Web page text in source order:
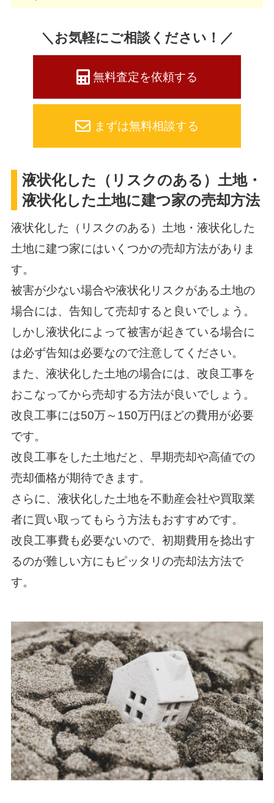
＼お気軽にご相談ください！／
無料査定を依頼する
まずは無料相談する
液状化した（リスクのある）土地・
液状化した土地に建つ家の売却方法
液状化した（リスクのある）土地・液状化した
土地に建つ家にはいくつかの売却方法がありま
す。
被害が少ない場合や液状化リスクがある土地の
場合には、告知して売却すると良いでしょう。
しかし液状化によって被害が起きている場合に
は必ず告知は必要なので注意してください。
また、液状化した土地の場合には、改良工事を
おこなってから売却する方法が良いでしょう。
改良工事には50万～150万円ほどの費用が必要
です。
改良工事をした土地だと、早期売却や高値での
売却価格が期待できます。
さらに、液状化した土地を不動産会社や買取業
者に買い取ってもらう方法もおすすめです。
改良工事費も必要ないので、初期費用を捻出す
るのが難しい方にもピッタリの売却法方法で
す。